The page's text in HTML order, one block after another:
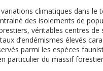
climatiques dans le
des isolements de
véritables centres de
d’endémismes élevés
parmi les espèces
particulier du massif